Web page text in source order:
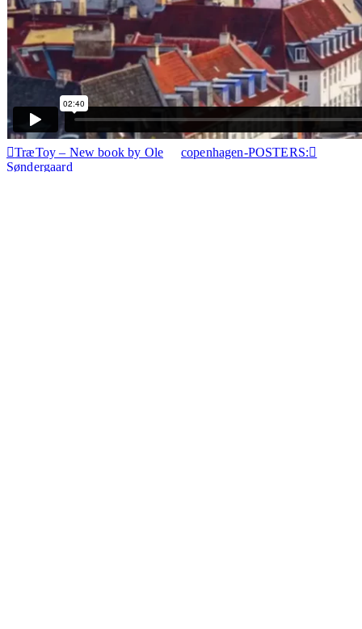
TræToy – New book by Ole
Søndergaard
copenhagen-POSTERS: